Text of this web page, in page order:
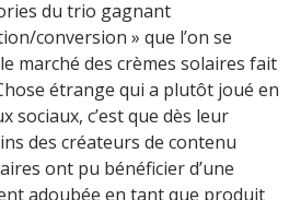
du trio gagnant
conversion » que l’on se
marché des crèmes solaires fait
étrange qui a plutôt joué en
sociaux, c’est que dès leur
des créateurs de contenu
ont pu bénéficier d’une
adoubée en tant que produit